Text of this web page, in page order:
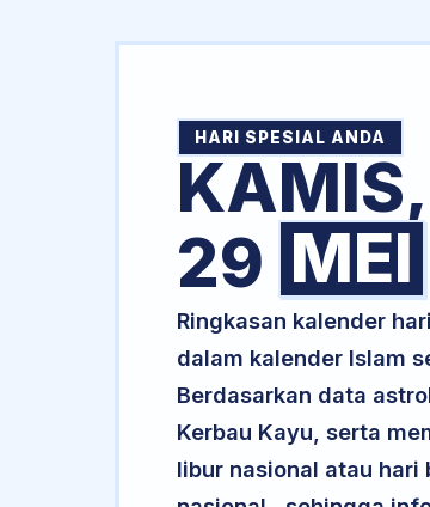
HARI SPESIAL ANDA
KAMIS,
29 MEI
Ringkasan kalender
dalam kalender Islam
Berdasarkan data
Kerbau Kayu, serta
libur nasional atau